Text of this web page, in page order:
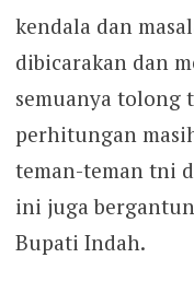
kendala dan
dibicarakan dan
semuanya tolong
perhitungan
teman-teman tni
ini juga
Bupati Indah.